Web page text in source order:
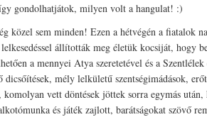
gondolhatjátok, milyen volt a hangulat! :)
közel sem minden! Ezen a hétvégén a fiatalok
állították meg életük kocsiját, hogy
a mennyei Atya szeretetével és a
dicsőítések, mély lelkületű szentségimádások,
komolyan vett döntések jöttek sorra egymás
és játék zajlott, barátságokat szövő